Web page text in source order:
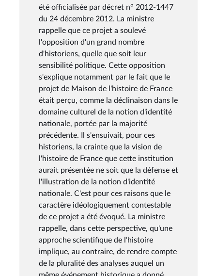
été officialisée par décret n° 2012-1447
du 24 décembre 2012. La ministre
rappelle que ce projet a soulevé
l'opposition d'un grand nombre
d'historiens, quelle que soit leur
sensibilité politique. Cette opposition
s'explique notamment par le fait que le
projet de Maison de l'histoire de France
était perçu, comme la déclinaison dans le
domaine culturel de la notion d'identité
nationale, portée par la majorité
précédente. Il s'ensuivait, pour ces
historiens, la crainte que la vision de
l'histoire de France que cette institution
aurait présentée ne soit que la défense et
l'illustration de la notion d'identité
nationale. C'est pour ces raisons que le
caractère idéologiquement contestable
de ce projet a été évoqué. La ministre
rappelle, dans cette perspective, qu'une
approche scientifique de l'histoire
implique, au contraire, de rendre compte
de la pluralité des analyses auquel un